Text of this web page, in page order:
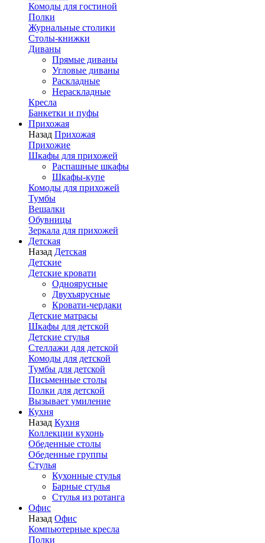
Комоды для гостиной
Полки
Журнальные столики
Столы-книжки
Диваны
Прямые диваны
Угловые диваны
Раскладные
Нераскладные
Кресла
Банкетки и пуфы
Прихожая
Назад Прихожая
Прихожие
Шкафы для прихожей
Распашные шкафы
Шкафы-купе
Комоды для прихожей
Тумбы
Вешалки
Обувницы
Зеркала для прихожей
Детская
Назад Детская
Детские
Детские кровати
Одноярусные
Двухъярусные
Кровати-чердаки
Детские матрасы
Шкафы для детской
Детские стулья
Стеллажи для детской
Комоды для детской
Тумбы для детской
Письменные столы
Полки для детской
Вызывает умиление
Кухня
Назад Кухня
Коллекции кухонь
Обеденные столы
Обеденные группы
Стулья
Кухонные стулья
Барные стулья
Стулья из ротанга
Офис
Назад Офис
Компьютерные кресла
Полки